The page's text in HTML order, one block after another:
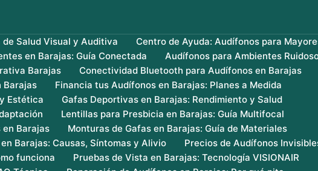
de Salud Visual y Auditiva
Centro de Ayuda: Audífonos para
en Barajas: Guía Conectada
Audífonos para Ambientes
Barajas
Conectividad Bluetooth para Audífonos en Barajas
Barajas
Financia tus Audífonos en Barajas: Planes a Medida
Estética
Gafas Deportivas en Barajas: Rendimiento y Salud
Lentillas para Presbicia en Barajas: Guía Multifocal
Barajas
Monturas de Gafas en Barajas: Guía de Materiales
Barajas: Causas, Síntomas y Alivio
Precios de Audífonos
funciona
Pruebas de Vista en Barajas: Tecnología VISIONAIR